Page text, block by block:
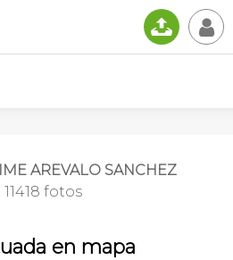
📤 👤
AREVALO SANCHEZ
11418 fotos
en mapa